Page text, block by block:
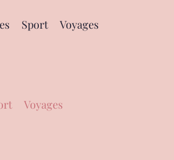
Sport Voyages
Voyages